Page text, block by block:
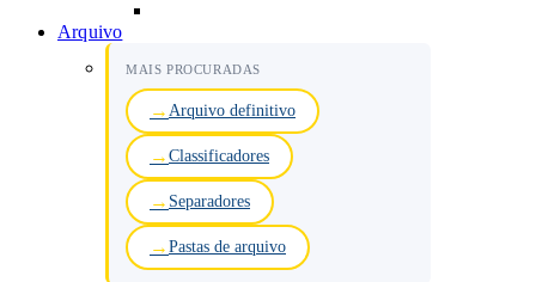
Arquivo
MAIS PROCURADAS
Arquivo definitivo
Classificadores
Separadores
Pastas de arquivo